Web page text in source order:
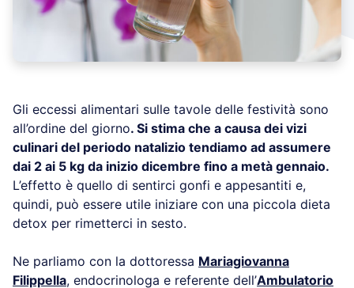
Gli eccessi alimentari sulle tavole delle festività sono
all’ordine del giorno. Si stima che a causa dei vizi
culinari del periodo natalizio tendiamo ad assumere
dai 2 ai 5 kg da inizio dicembre fino a metà gennaio.
L’effetto è quello di sentirci gonfi e appesantiti e,
quindi, può essere utile iniziare con una piccola dieta
detox per rimetterci in sesto.
Ne parliamo con la dottoressa Mariagiovanna
Filippella, endocrinologa e referente dell’Ambulatorio